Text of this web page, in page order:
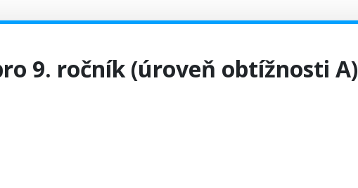
9. ročník (úroveň obtížnosti A)